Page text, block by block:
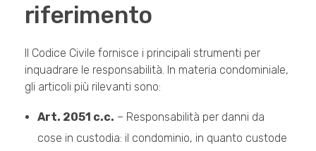
riferimento
Il Codice Civile fornisce i principali strumenti per
inquadrare le responsabilità. In materia condominiale,
gli articoli più rilevanti sono:
Art. 2051 c.c. – Responsabilità per danni da
cose in custodia: il condominio, in quanto custode